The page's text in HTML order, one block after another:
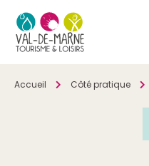
Accueil Côté pratique